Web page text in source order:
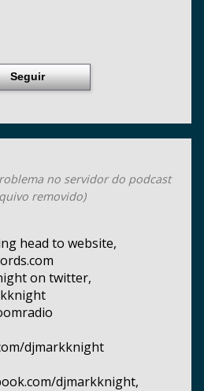
Seguir
no servidor do podcast
removido)
head to website,
on twitter,
djmarkknight
djmarkknight,